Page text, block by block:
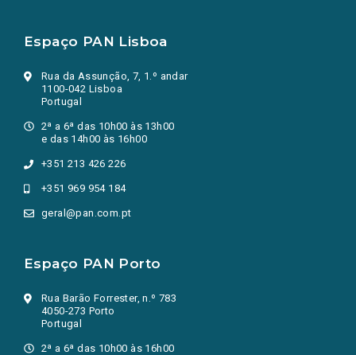
Espaço PAN Lisboa
Rua da Assunção, 7, 1.º andar
1100-042 Lisboa
Portugal
2ª a 6ª das 10h00 às 13h00
e das 14h00 às 16h00
+351 213 426 226
+351 969 954 184
geral@pan.com.pt
Espaço PAN Porto
Rua Barão Forrester, n.º 783
4050-273 Porto
Portugal
2ª a 6ª das 10h00 às 16h00